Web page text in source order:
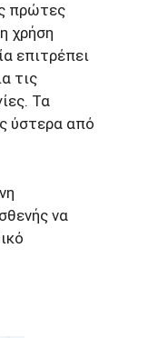
πρώτες
χρήση
επιτρέπει
τις
Τα
ύστερα από
να